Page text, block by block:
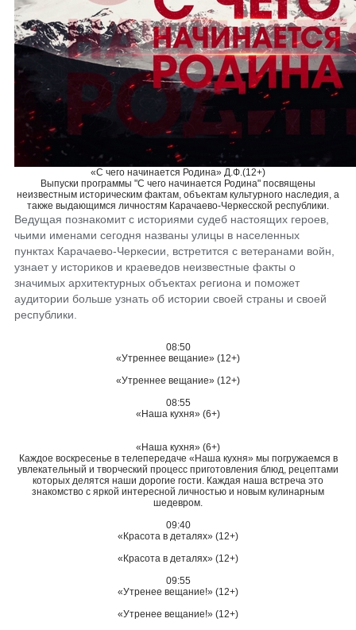
«С чего начинается Родина» Д.Ф.(12+)
Выпуски программы "С чего начинается Родина" посвящены
неизвестным историческим фактам, объектам культурного наследия, а
также выдающимся личностям Карачаево-Черкесской республики.
Ведущая познакомит с историями судеб настоящих героев,
чьими именами сегодня названы улицы в населенных
пунктах Карачаево-Черкесии, встретится с ветеранами войн,
узнает у историков и краеведов неизвестные факты о
значимых архитектурных объектах региона и поможет
аудитории больше узнать об истории своей страны и своей
республики.
08:50
«Утреннее вещание» (12+)
«Утреннее вещание» (12+)
08:55
«Наша кухня» (6+)
«Наша кухня» (6+)
Каждое воскресенье в телепередаче «Наша кухня» мы погружаемся в
увлекательный и творческий процесс приготовления блюд, рецептами
которых делятся наши дорогие гости. Каждая наша встреча это
знакомство с яркой интересной личностью и новым кулинарным
шедевром.
09:40
«Красота в деталях» (12+)
«Красота в деталях» (12+)
09:55
«Утренее вещание!» (12+)
«Утренее вещание!» (12+)